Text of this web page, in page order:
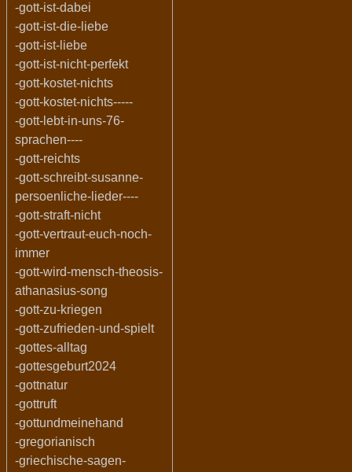
-gott-ist-dabei
-gott-ist-die-liebe
-gott-ist-liebe
-gott-ist-nicht-perfekt
-gott-kostet-nichts
-gott-kostet-nichts-----
-gott-lebt-in-uns-76-
sprachen----
-gott-reichts
-gott-schreibt-susanne-
persoenliche-lieder----
-gott-straft-nicht
-gott-vertraut-euch-noch-
immer
-gott-wird-mensch-theosis-
athanasius-song
-gott-zu-kriegen
-gott-zufrieden-und-spielt
-gottes-alltag
-gottesgeburt2024
-gottnatur
-gottruft
-gottundmeinehand
-gregorianisch
-griechische-sagen-